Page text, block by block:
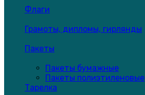
Флаги
Грамоты, дипломы, гирлянды
Пакеты
Пакеты бумажные
Пакеты полиэтиленовые
Тарелка